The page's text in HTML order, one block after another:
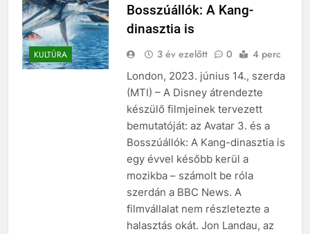
KULTÚRA
Bosszúállók: A Kang-
dinasztia is
3 év ezelőtt 0 4 perc
London, 2023. június 14., szerda
(MTI) – A Disney átrendezte
készülő filmjeinek tervezett
bemutatóját: az Avatar 3. és a
Bosszúállók: A Kang-dinasztia is
egy évvel később kerül a
mozikba – számolt be róla
szerdán a BBC News. A
filmvállalat nem részletezte a
halasztás okát. Jon Landau, az